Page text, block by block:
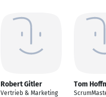
Robert Gitler
Vertrieb & Marketing
Tom